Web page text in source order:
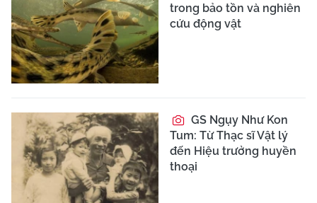
trong bảo tồn và nghiên
cứu động vật
GS Ngụy Như Kon
Tum: Từ Thạc sĩ Vật lý
đến Hiệu trưởng huyền
thoại